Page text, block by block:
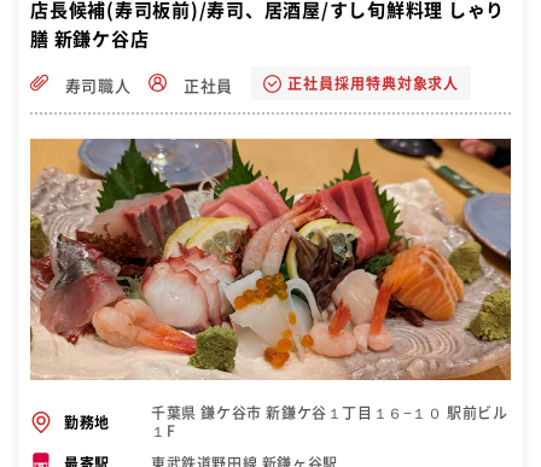
店長候補(寿司板前)/寿司、居酒屋/すし旬鮮料理 しゃり
膳 新鎌ケ谷店
寿司職人 正社員 正社員採用特典対象求人
勤務地
千葉県 鎌ケ谷市 新鎌ケ谷１丁目１６−１０ 駅前ビル
１F
最寄駅 東武鉄道野田線 新鎌ヶ谷駅